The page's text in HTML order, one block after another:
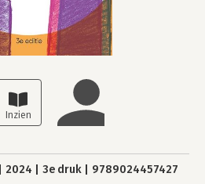
2024 3e druk 9789024457427